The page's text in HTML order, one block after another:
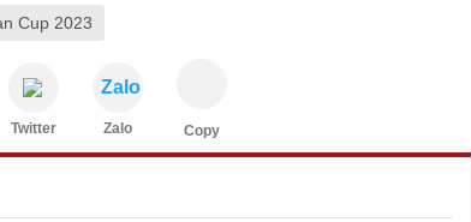
Cup 2023
Twitter
Zalo
Zalo Copy